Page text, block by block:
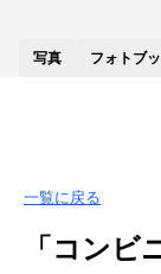
写真 フォトブ
一覧に戻る
「コンビ